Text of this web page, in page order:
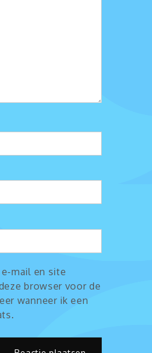
mail en site
browser voor de
wanneer ik een